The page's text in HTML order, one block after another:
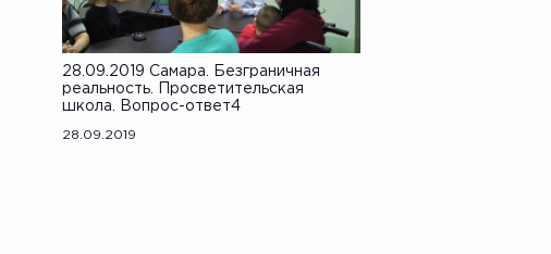
28.09.2019 Самара. Безграничная
реальность. Просветительская
школа. Вопрос-ответ4
28.09.2019